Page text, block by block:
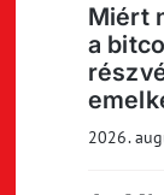
Miért
a
2026.